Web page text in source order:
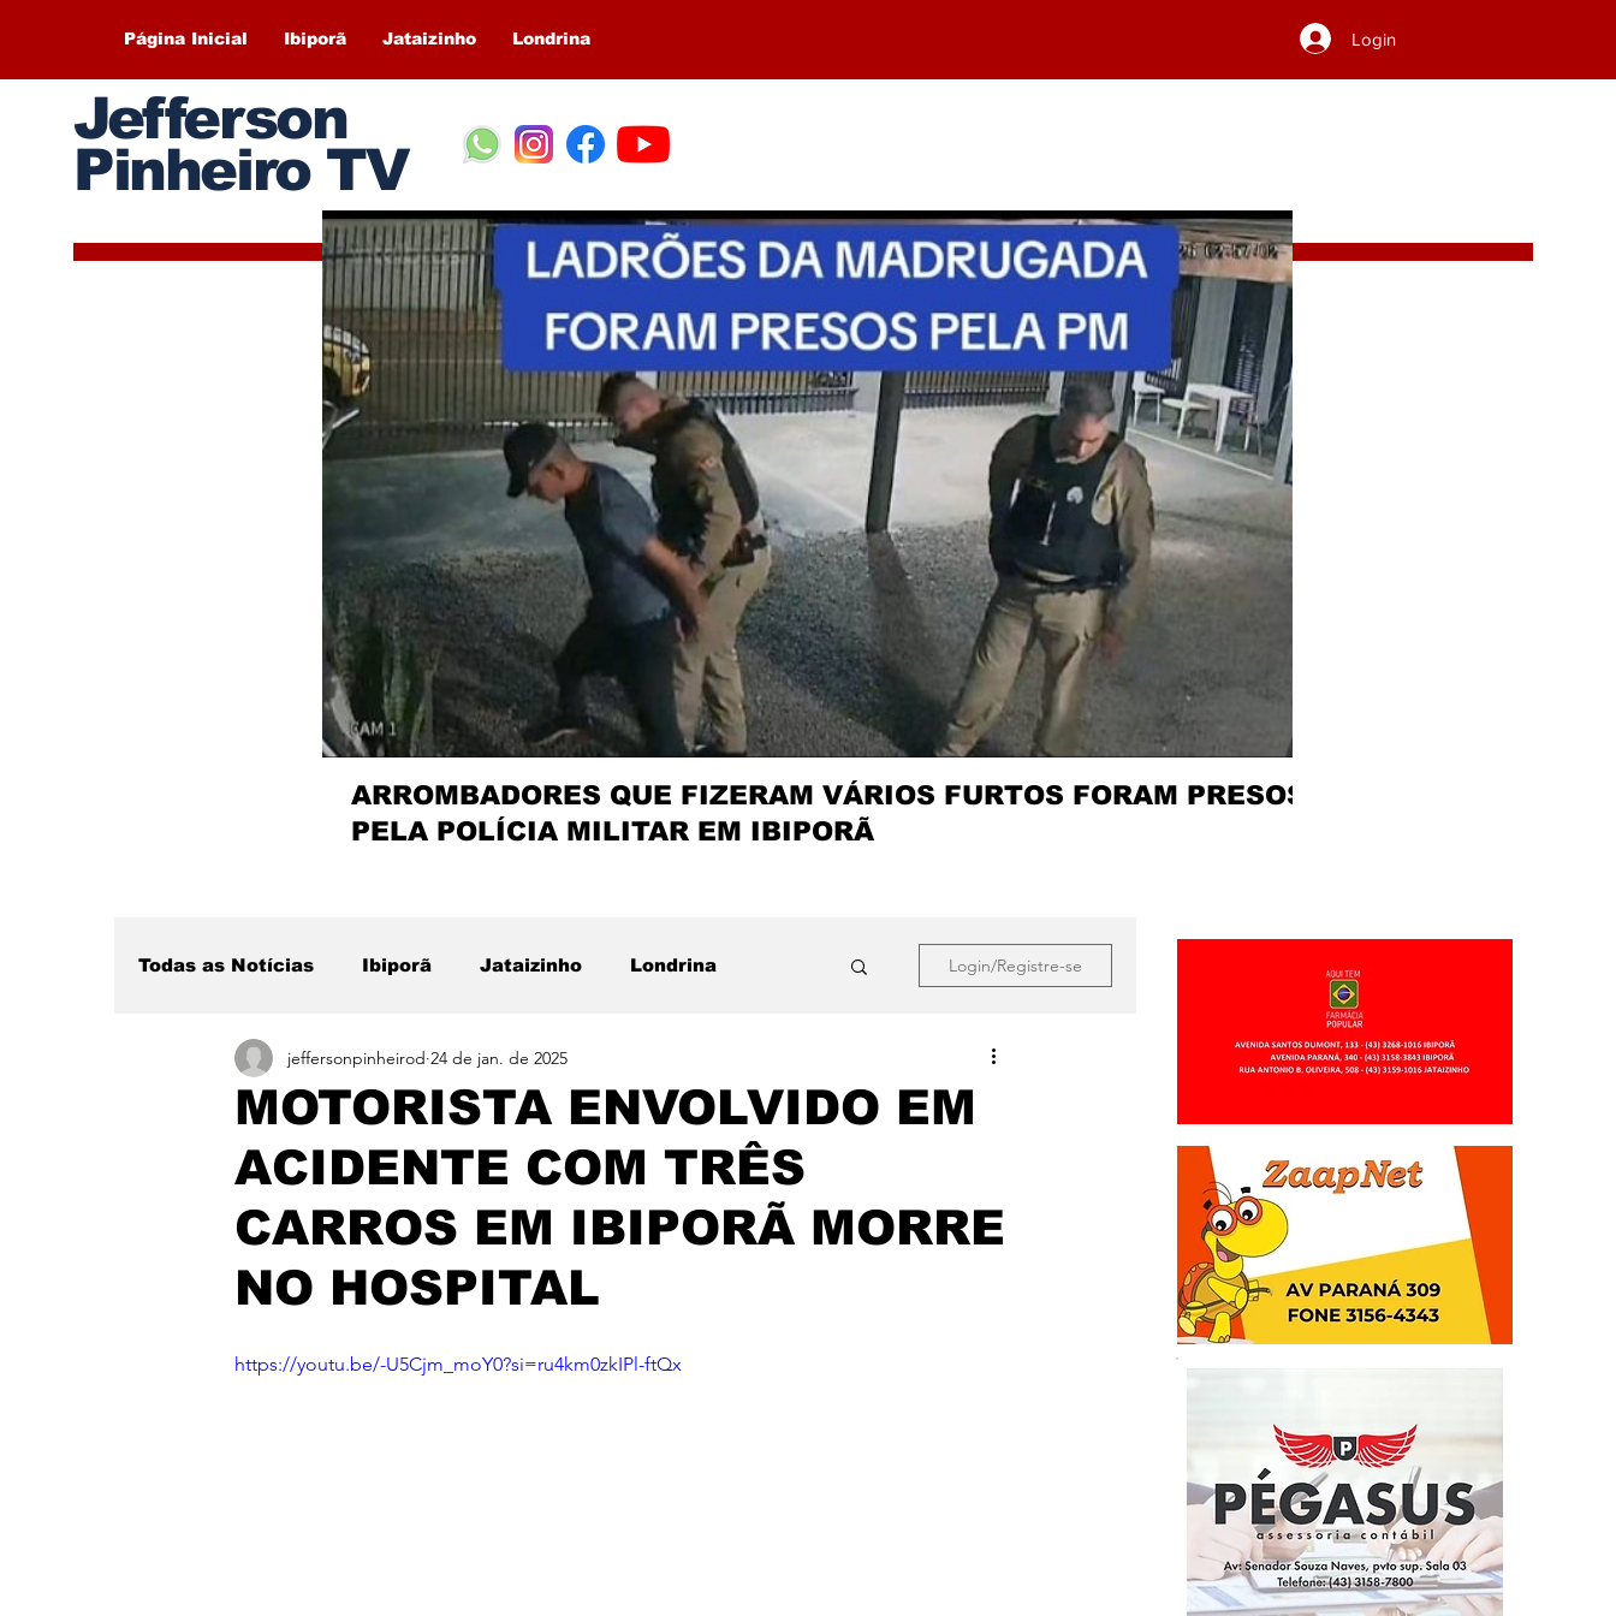
Página Inicial Ibiporã Jataizinho Londrina Login
Jefferson
Pinheiro TV
ARROMBADORES QUE FIZERAM VÁRIOS FURTOS FORAM PRESOS
PELA POLÍCIA MILITAR EM IBIPORÃ
Todas as Notícias Ibiporã Jataizinho Londrina
Região Sertanópolis Destaque
Login/Registre-se
MOTORISTA ENVOLVIDO EM
ACIDENTE COM TRÊS
CARROS EM IBIPORÃ MORRE
NO HOSPITAL
jeffersonpinheirod 24 de jan. de 2025
https://youtu.be/-U5Cjm_moY0?si=ru4km0zkIPl-ftQx